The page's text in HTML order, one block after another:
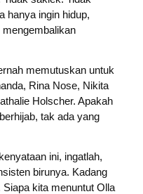
hanya ingin hidup,
memutuskan untuk
Rina Nose, Nikita
Holscher. Apakah
tak ada yang
ini, ingatlah,
birunya. Kadang
kita menuntut Olla